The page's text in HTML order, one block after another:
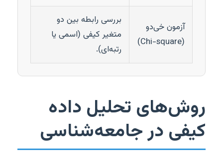
آزمون خی‌دو
(Chi-square)
بررسی رابطه بین دو
متغیر کیفی (اسمی یا
رتبه‌ای).
روش‌های تحلیل داده
کیفی در جامعه‌شناسی